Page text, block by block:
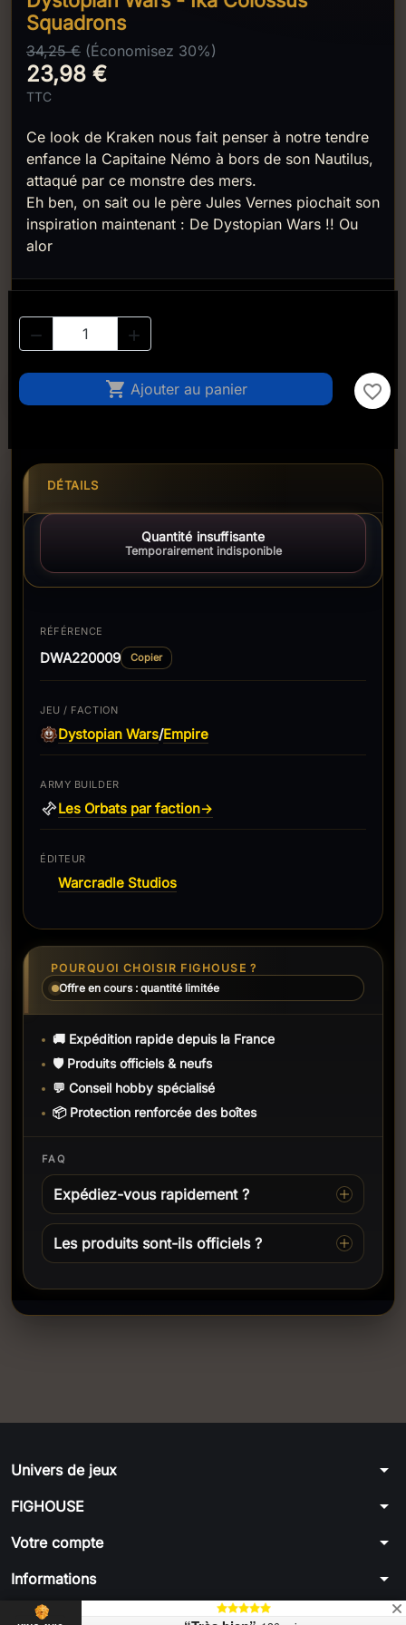
Squadrons
34,25 € (Économisez 30%)
23,98 €
TTC
Ce look de Kraken nous fait penser à notre tendre
enfance la Capitaine Némo à bors de son Nautilus,
attaqué par ce monstre des mers.
Eh ben, on sait ou le père Jules Vernes piochait son
inspiration maintenant : De Dystopian Wars !! Ou
alor
 
 Ajouter au panier favorite_border
DÉTAILS
Quantité insuffisante
Temporairement indisponible
RÉFÉRENCE
DWA220009 Copier
JEU / FACTION
Dystopian Wars/Empire
ARMY BUILDER
Les Orbats par faction→
ÉDITEUR
Warcradle Studios
POURQUOI CHOISIR FIGHOUSE ?
Offre en cours : quantité limitée
🚚 Expédition rapide depuis la France
🛡️ Produits officiels & neufs
💬 Conseil hobby spécialisé
📦 Protection renforcée des boîtes
FAQ
Expédiez-vous rapidement ?
Les produits sont-ils officiels ?
Univers de jeux arrow_drop_down
FIGHOUSE arrow_drop_down
Votre compte arrow_drop_down
Informations arrow_drop_down
© 2026 - par FIGHOUSE